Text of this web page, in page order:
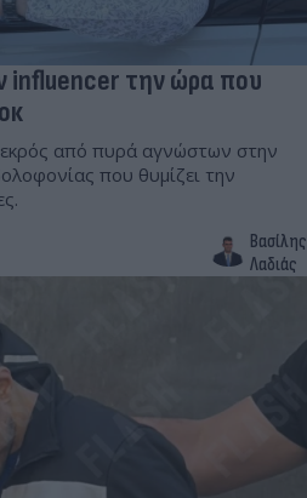
influencer την ώρα που
από πυρά αγνώστων στην
που θυμίζει την
Βασίλης
Λαδιάς